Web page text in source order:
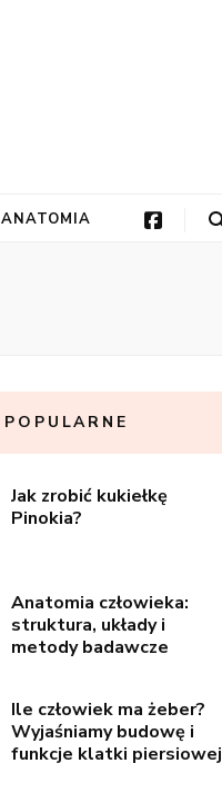
ANATOMIA
POPULARNE
Jak zrobić kukiełkę
Pinokia?
Anatomia człowieka:
struktura, układy i
metody badawcze
Ile człowiek ma żeber?
Wyjaśniamy budowę i
funkcje klatki piersiowej